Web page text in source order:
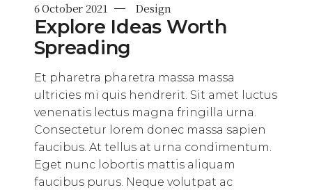
6 October 2021 Design
Explore Ideas Worth
Spreading
Et pharetra pharetra massa massa
ultricies mi quis hendrerit. Sit amet luctus
venenatis lectus magna fringilla urna.
Consectetur lorem donec massa sapien
faucibus. At tellus at urna condimentum.
Eget nunc lobortis mattis aliquam
faucibus purus. Neque volutpat ac